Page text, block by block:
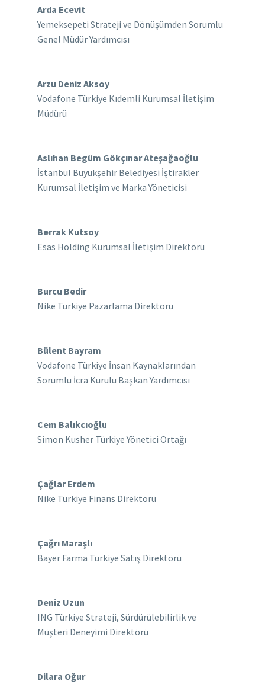
Arda Ecevit
Yemeksepeti Strateji ve Dönüşümden Sorumlu
Genel Müdür Yardımcısı
Arzu Deniz Aksoy
Vodafone Türkiye Kıdemli Kurumsal İletişim
Müdürü
Aslıhan Begüm Gökçınar Ateşağaoğlu
İstanbul Büyükşehir Belediyesi İştirakler
Kurumsal İletişim ve Marka Yöneticisi
Berrak Kutsoy
Esas Holding Kurumsal İletişim Direktörü
Burcu Bedir
Nike Türkiye Pazarlama Direktörü
Bülent Bayram
Vodafone Türkiye İnsan Kaynaklarından
Sorumlu İcra Kurulu Başkan Yardımcısı
Cem Balıkcıoğlu
Simon Kusher Türkiye Yönetici Ortağı
Çağlar Erdem
Nike Türkiye Finans Direktörü
Çağrı Maraşlı
Bayer Farma Türkiye Satış Direktörü
Deniz Uzun
ING Türkiye Strateji, Sürdürülebilirlik ve
Müşteri Deneyimi Direktörü
Dilara Oğur